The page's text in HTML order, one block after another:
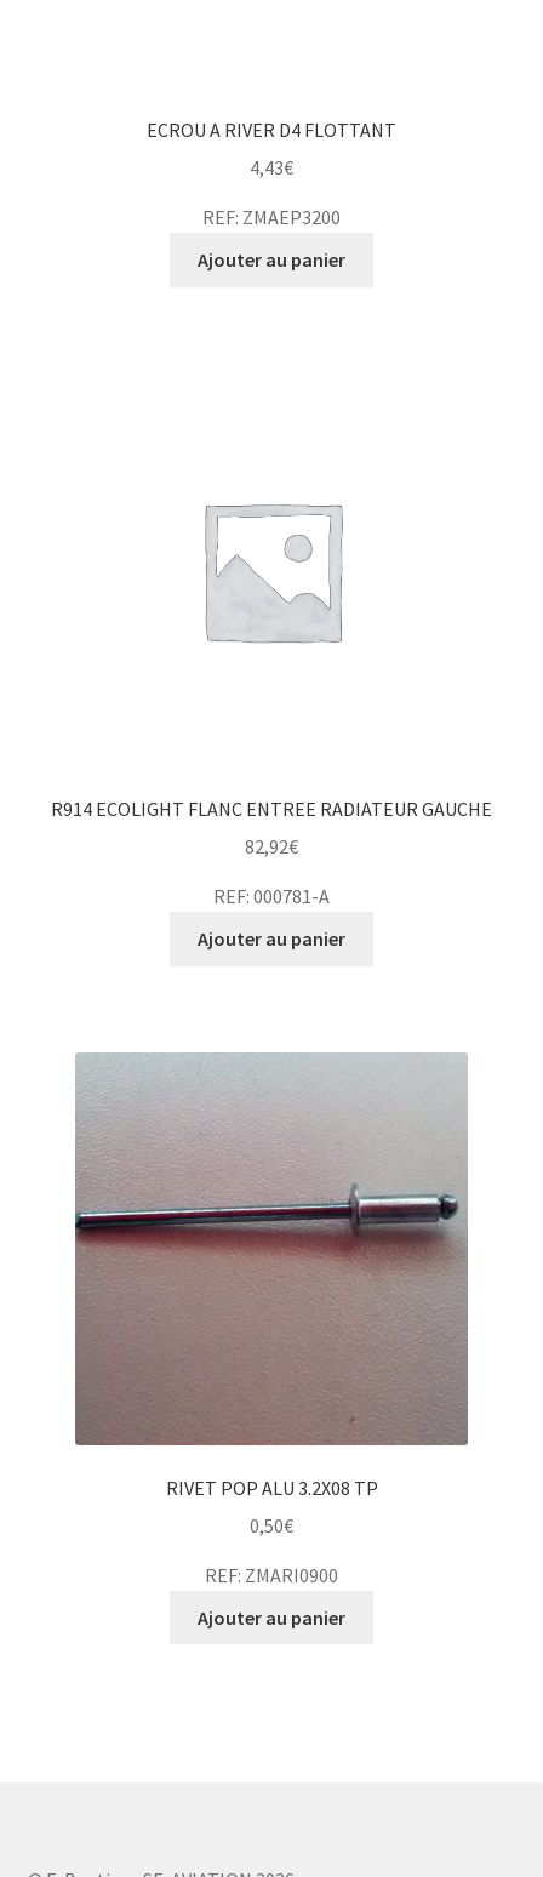
ECROU A RIVER D4 FLOTTANT
4,43€
REF: ZMAEP3200
Ajouter au panier
R914 ECOLIGHT FLANC ENTREE RADIATEUR GAUCHE
82,92€
REF: 000781-A
Ajouter au panier
RIVET POP ALU 3.2X08 TP
0,50€
REF: ZMARI0900
Ajouter au panier